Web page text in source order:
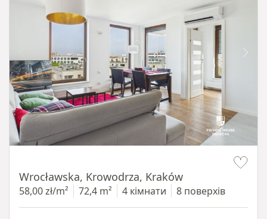
Wrocławska, Krowodrza, Kraków
58,00 zł/m² 72,4 m² 4 кімнати 8 поверхів